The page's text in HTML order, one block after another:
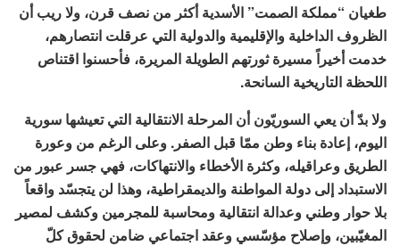
طغيان “مملكة الصمت” الأسدية أكثر من نصف قرن، ولا ريب أن
الظروف الداخلية والإقليمية والدولية التي عرقلت انتصارهم،
خدمت أخيراً مسيرة ثورتهم الطويلة المريرة، فأحسنوا اقتناص
اللحظة التاريخية السانحة.
ولا بدّ أن يعي السوريّون أن المرحلة الانتقالية التي تعيشها سورية
اليوم، إعادة بناء وطن ممّا قبل الصفر. وعلى الرغم من وعورة
الطريق وعراقيله، وكثرة الأخطاء والانتهاكات، فهي جسر عبور من
الاستبداد إلى دولة المواطنة والديمقراطية، وهذا لن يتجسّد واقعاً
بلا حوار وطني وعدالة انتقالية ومحاسبة للمجرمين وكشف لمصير
المغيّبين، وإصلاح مؤسّسي وعقد اجتماعي ضامن لحقوق كلّ